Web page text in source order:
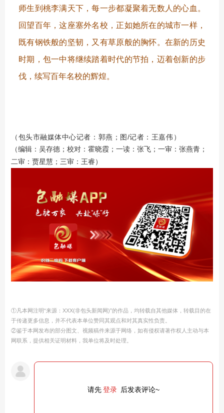
师生到桃李满天下，每一步都凝聚着无数人的心血。
回望百年，这座塞外名校，正如她所在的城市一样，
既有钢铁般的坚韧，又有草原般的胸怀。在新的历史
时期，包一中将继续踏着时代的节拍，迈着创新的步
伐，续写百年名校的辉煌。
（包头市融媒体中心记者：郭燕；图/记者：王嘉伟）
（编辑：吴存德；校对：霍晓霞；一读：张飞；一审：张燕青；
二审：贾星慧；三审：王睿）
①凡本网注明“来源：XXX(非包头新闻网)”的作品，均转载自其他媒体，转载目的在
于传递更多信息，并不代表本单位赞同其观点和对其真实性负责。
②鉴于本网发布的部分图文、视频稿件来源于网络，如有侵权请著作权人主动与本
网联系，提供相关证明材料，我单位将及时处理。
请先登录 后发表评论~